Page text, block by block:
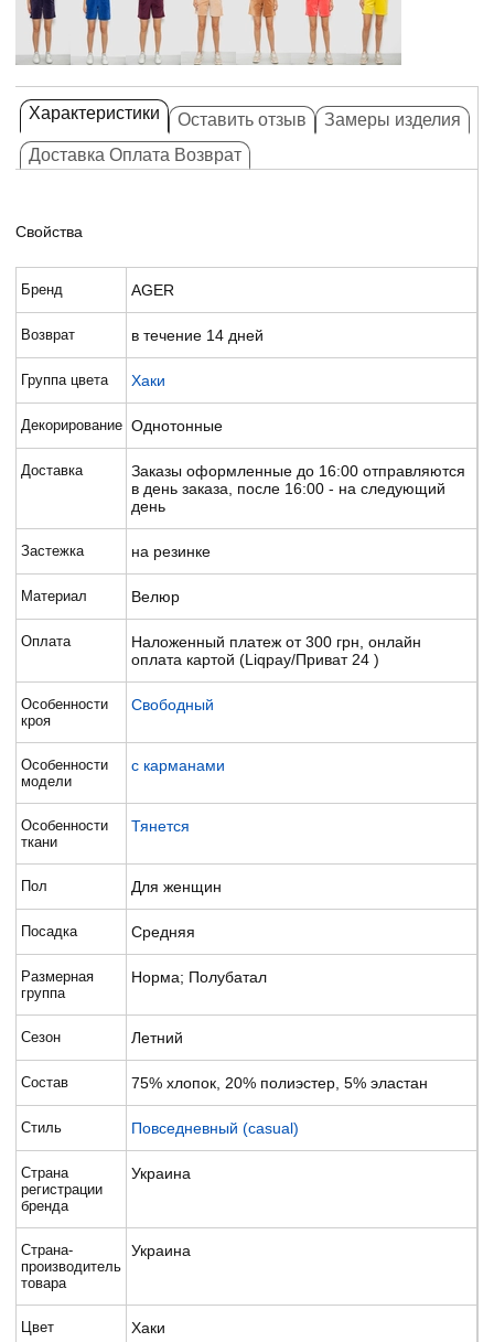
Характеристики Оставить отзыв
Замеры изделия
Доставка Оплата Возврат
Свойства
Бренд AGER
Возврат в течение 14 дней
Группа цвета Хаки
Декорирование Однотонные
Доставка
Заказы оформленные до 16:00 отправляются
в день заказа, после 16:00 - на следующий
день
Застежка на резинке
Материал Велюр
Оплата
Наложенный платеж от 300 грн, онлайн
оплата картой (Liqpay/Приват 24 )
Особенности
кроя
Свободный
Особенности
модели
с карманами
Особенности
ткани
Тянется
Пол Для женщин
Посадка Средняя
Размерная
группа
Норма; Полубатал
Сезон Летний
Состав 75% хлопок, 20% полиэстер, 5% эластан
Стиль Повседневный (casual)
Страна
регистрации
бренда
Украина
Страна-
производитель
товара
Украина
Цвет Хаки